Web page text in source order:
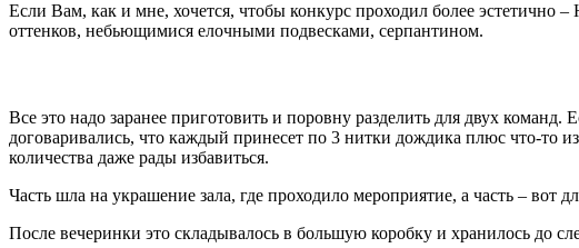
Если Вам, как и мне, хочется, чтобы конкурс проходил более
оттенков, небьющимися елочными подвесками, серпантином.
Все это надо заранее приготовить и поровну разделить для двух
договаривались, что каждый принесет по 3 нитки дождика плюс что-то
количества даже рады избавиться.
Часть шла на украшение зала, где проходило мероприятие, а часть – вот
После вечеринки это складывалось в большую коробку и хранилось до